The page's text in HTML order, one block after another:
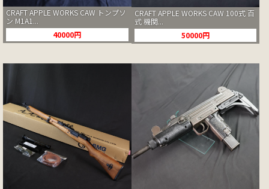
CRAFT APPLE WORKS CAW トンプソ
ン M1A1...
40000円
CRAFT APPLE WORKS CAW 100式 百
式 機関...
50000円